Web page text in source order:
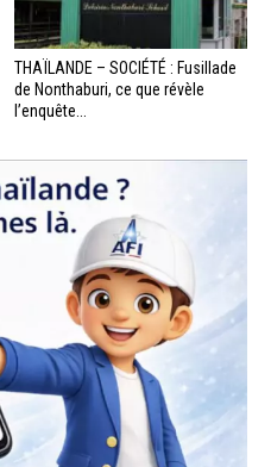
THAÏLANDE – SOCIÉTÉ : Fusillade
de Nonthaburi, ce que révèle
l’enquête...